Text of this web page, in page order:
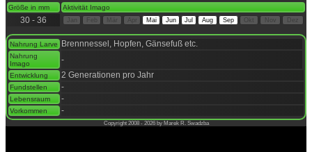
Größe in mm Aktivität Imago
30 - 36 Mai Jun Jul Aug Sep Dez
Nahrung Larve Brennnessel, Hopfen, Gänsefuß etc.
Nahrung
Imago
-
Entwicklung 2 Generationen pro Jahr
Fundstellen -
Lebensraum -
Vorkommen -
Copyright 2008 - 2026 by Marek R. Swadzba